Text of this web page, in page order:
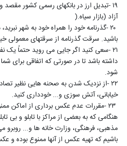
۱۹-تبدیل ارز در بانکهای رسمی کشور مقصد و
آزاد (بازار سیاه).
۲۰-گذرنامه خود را همراه خود به شهر
باشید. سرقت گذرنامه از سرقتهای معمولی
۲۱-سعی کنید اگر جایی می روید حتماً یک
داشته باشد تا در صورتی که اتفاقی برای شما
شود.
۲۲-از نزدیک شدن به صحنه هایی نظیر
خیابانی، آتش سوزی و... خودداری کنید.
۲۳-مقررات عدم عکس برداری از اماکن
هنگامی که به بعضی از مراکز با تابلو و بی
مذهبی، فرهنگی، وزارت خانه ها و... روبرو
باشیم که تهیه عکس از آنها ممنوع بوده و